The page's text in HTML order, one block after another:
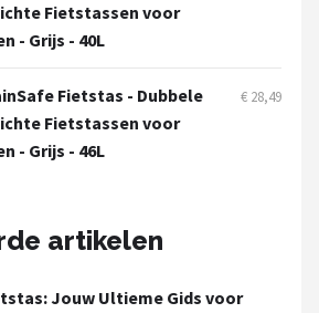
Fietstassen voor
- Grijs - 40L
Fietstas - Dubbele
Fietstassen voor
- Grijs - 46L
€ 28,49
artikelen
Jouw Ultieme Gids voor